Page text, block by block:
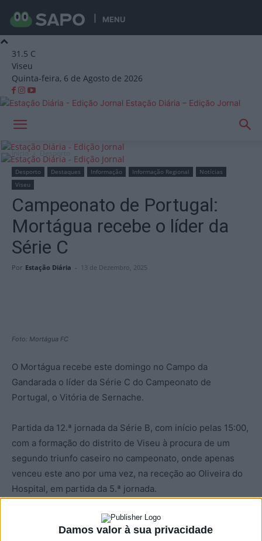
Damos valor à sua privacidade
MENU
31.5 C
Viseu
Quinta-feira, 6 de Agosto de 2026
Estação Diária – Edição Jornal
Início Desporto
Desporto Destaques Informação Informação Regional
Notícias
Viseu
Campeonato de Portugal:
Mortágua recebe o líder da
Série C
Por Estação Diária - 13 de Dezembro, 2025
Foto: Mortágua FC
O Mortágua recebe este domingo no Campo da
Gandarada o líder da Série C do Campeonato de
Portugal, o Vitória de Sernache.
Partida da 12.ª jornada da Série B, com início pelas 15:00,
com a formação do distrito de Viseu à procura de um
segundo triunfo caseiro no campeonato, onde apenas
venceu este ano por uma vez, na receção ao Oliveira do
Hospital, em partida da 5.ª jornada.
Nos restantes jogos empatou por quatro vezes e perdeu
apenas por uma vez, frente ao Lusitânia dos Açores.